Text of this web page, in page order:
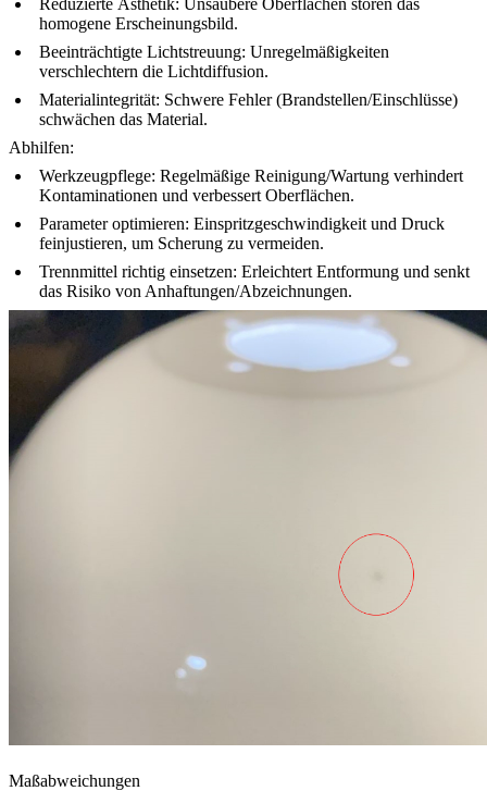
Reduzierte Ästhetik: Unsaubere Oberflächen stören das
homogene Erscheinungsbild.
Beeinträchtigte Lichtstreuung: Unregelmäßigkeiten
verschlechtern die Lichtdiffusion.
Materialintegrität: Schwere Fehler (Brandstellen/Einschlüsse)
schwächen das Material.
Abhilfen:
Werkzeugpflege: Regelmäßige Reinigung/Wartung verhindert
Kontaminationen und verbessert Oberflächen.
Parameter optimieren: Einspritzgeschwindigkeit und Druck
feinjustieren, um Scherung zu vermeiden.
Trennmittel richtig einsetzen: Erleichtert Entformung und senkt
das Risiko von Anhaftungen/Abzeichnungen.
Maßabweichungen